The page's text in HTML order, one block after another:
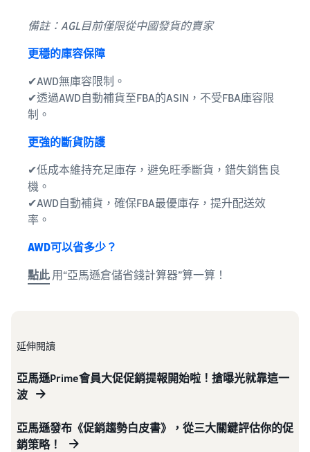
備註：AGL目前僅限從中國發貨的賣家
更穩的庫容保障
✔AWD無庫容限制。
✔透過AWD自動補貨至FBA的ASIN，不受FBA庫容限
制。
更強的斷貨防護
✔低成本維持充足庫存，避免旺季斷貨，錯失銷售良
機。
✔AWD自動補貨，確保FBA最優庫存，提升配送效
率。
AWD可以省多少？
點此用“亞馬遜倉儲省錢計算器”算一算！
延伸閱讀
亞馬遜Prime會員大促促銷提報開始啦！搶曝光就靠這一
波
亞馬遜發布《促銷趨勢白皮書》，從三大關鍵評估你的促
銷策略！